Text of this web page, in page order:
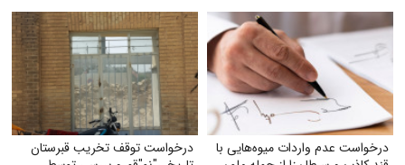
درخواست عدم واردات میوه‌هایی با
درخواست توقف تخریب قبرستان